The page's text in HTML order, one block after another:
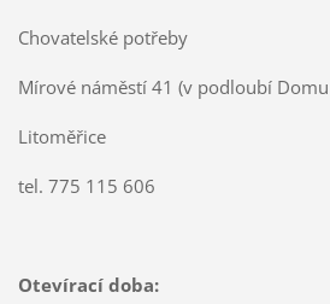
Chovatelské potřeby
Mírové náměstí 41 (v podloubí
Litoměřice
tel. 775 115 606
Otevírací doba: